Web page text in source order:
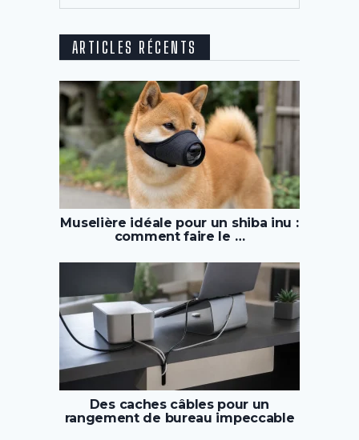
ARTICLES RÉCENTS
Muselière idéale pour un shiba inu :
comment faire le …
Des caches câbles pour un
rangement de bureau impeccable